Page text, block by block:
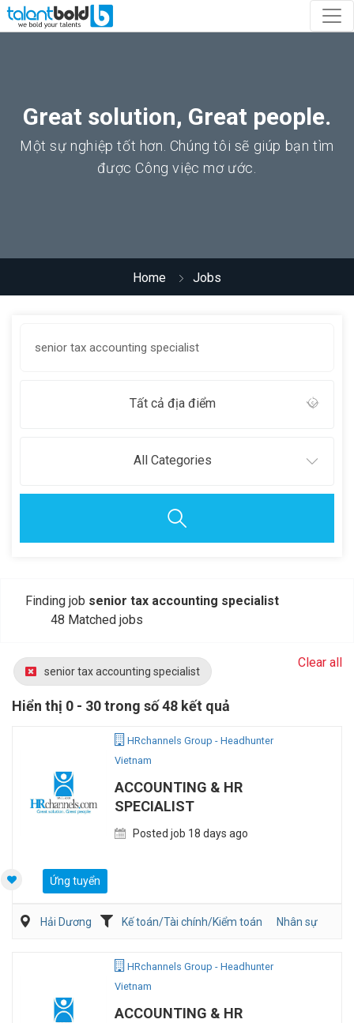
Great solution, Great people.
Một sự nghiệp tốt hơn. Chúng tôi sẽ giúp bạn tìm
được Công việc mơ ước.
Home Jobs
Tất cả địa điểm
All Categories
Finding job senior tax accounting specialist
48 Matched jobs
senior tax accounting specialist
Clear all
Hiển thị 0 - 30 trong số 48 kết quả
HRchannels Group - Headhunter
Vietnam
ACCOUNTING & HR
SPECIALIST
Posted job 18 days ago
Ứng tuyển
Hải Dương Kế toán/Tài chính/Kiểm toán Nhân sự
HRchannels Group - Headhunter
Vietnam
ACCOUNTING & HR